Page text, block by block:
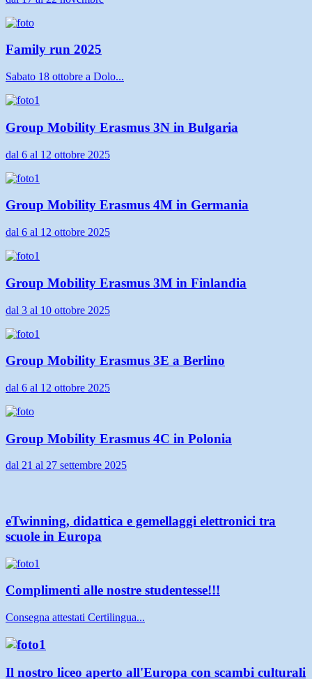
Family run 2025
Sabato 18 ottobre a Dolo...
Group Mobility Erasmus 3N in Bulgaria
dal 6 al 12 ottobre 2025
Group Mobility Erasmus 4M in Germania
dal 6 al 12 ottobre 2025
Group Mobility Erasmus 3M in Finlandia
dal 3 al 10 ottobre 2025
Group Mobility Erasmus 3E a Berlino
dal 6 al 12 ottobre 2025
Group Mobility Erasmus 4C in Polonia
dal 21 al 27 settembre 2025
eTwinning, didattica e gemellaggi elettronici tra
scuole in Europa
Complimenti alle nostre studentesse!!!
Consegna attestati Certilingua...
Il nostro liceo aperto all'Europa con scambi culturali